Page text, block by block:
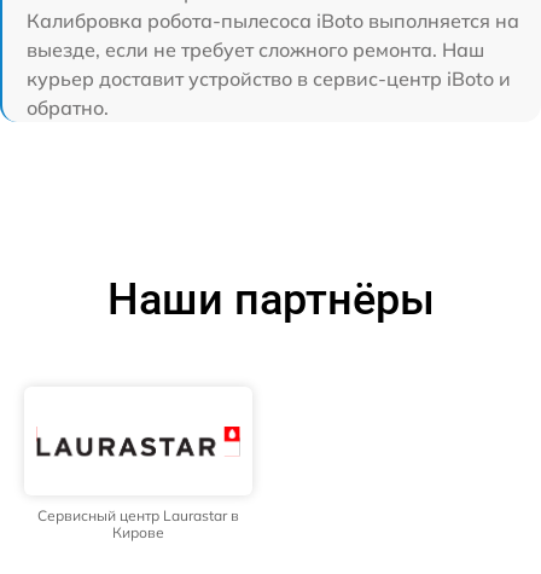
Калибровка робота-пылесоса iBoto выполняется на
выезде, если не требует сложного ремонта. Наш
курьер доставит устройство в сервис-центр iBoto и
обратно.
Наши партнёры
Сервисный центр Laurastar в
Кирове